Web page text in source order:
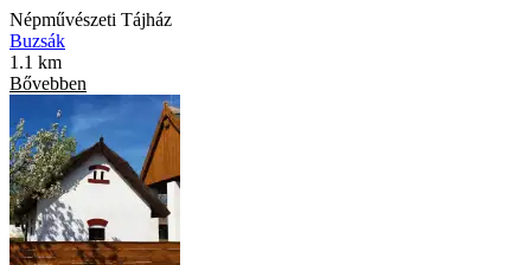
Népművészeti Tájház
Buzsák
1.1 km
Bővebben